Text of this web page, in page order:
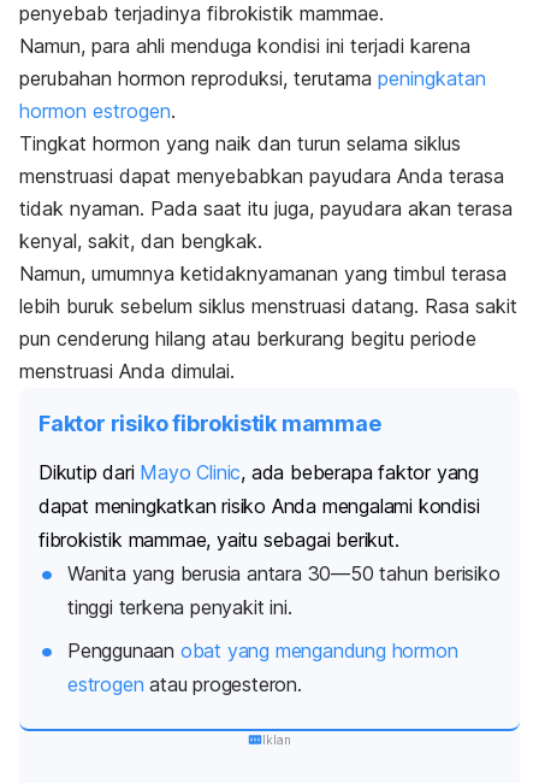
penyebab terjadinya fibrokistik mammae.
Namun, para ahli menduga kondisi ini terjadi karena
perubahan hormon reproduksi, terutama peningkatan
hormon estrogen.
Tingkat hormon yang naik dan turun selama siklus
menstruasi dapat menyebabkan payudara Anda terasa
tidak nyaman. Pada saat itu juga, payudara akan terasa
kenyal, sakit, dan bengkak.
Namun, umumnya ketidaknyamanan yang timbul terasa
lebih buruk sebelum siklus menstruasi datang. Rasa sakit
pun cenderung hilang atau berkurang begitu periode
menstruasi Anda dimulai.
Faktor risiko fibrokistik mammae
Dikutip dari Mayo Clinic, ada beberapa faktor yang
dapat meningkatkan risiko Anda mengalami kondisi
fibrokistik mammae, yaitu sebagai berikut.
Wanita yang berusia antara 30—50 tahun berisiko
tinggi terkena penyakit ini.
Penggunaan obat yang mengandung hormon
estrogen atau progesteron.
Iklan